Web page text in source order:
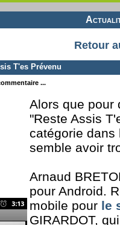
Retour
T'es Prévenu
...
Alors que pour
"Reste Assis
catégorie dans
semble avoir
Arnaud
pour Android.
mobile pour le
GIRARDOT,